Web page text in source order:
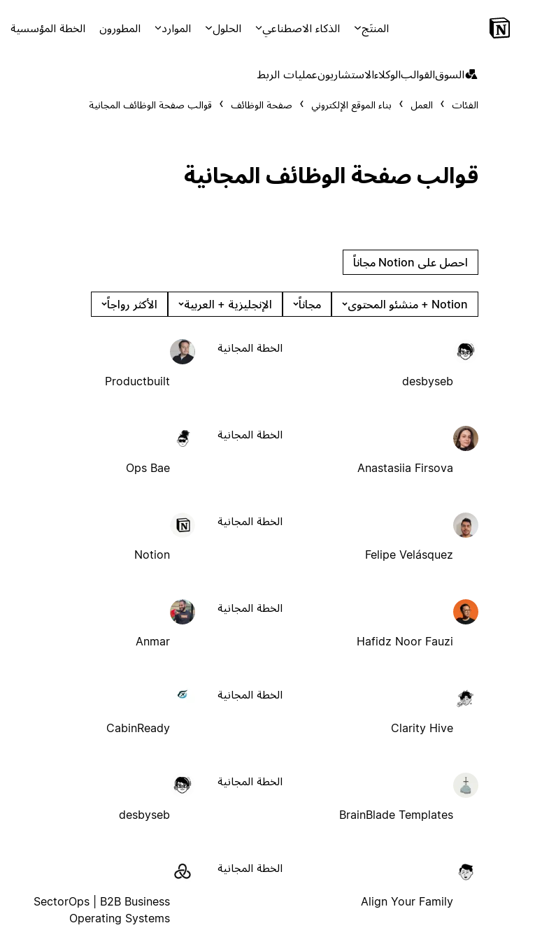
المنتَج الذكاء الاصطناعي الحلول الموارد المطورون الخطة المؤسسية
السوقالقوالبالوكلاءالاستشاريونعمليات الربط
الفئات العمل بناء الموقع الإلكتروني صفحة الوظائف قوالب صفحة الوظائف المجانية
قوالب صفحة الوظائف المجانية
احصل على Notion مجاناً
Notion + منشئو المحتوى مجاناً الإنجليزية + العربية الأكثر رواجاً
desbyseb
الخطة المجانية
Productbuilt
Anastasiia Firsova
الخطة المجانية
Ops Bae
Felipe Velásquez
الخطة المجانية
Notion
Hafidz Noor Fauzi
الخطة المجانية
Anmar
Clarity Hive
الخطة المجانية
CabinReady
BrainBlade Templates
الخطة المجانية
desbyseb
Align Your Family
الخطة المجانية
SectorOps | B2B Business
Operating Systems